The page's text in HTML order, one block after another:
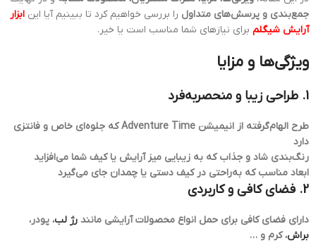
جمع‌بندی و پرسش‌های متداول را بررسی خواهیم کرد تا ببینیم آیا این ابزار
آرایش شیگلم برای نیازهای شما مناسب است یا خیر.
ویژگی‌ها و مزایا
1. طراحی زیبا و منحصر‌به‌فرد
طرح الهام‌گرفته از انیمیشن Adventure Time که جلوه‌ای خاص و فانتزی
دارد
رنگ‌بندی شاد و جذاب که به زیبایی میز آرایش یا کیف شما می‌افزاید
ابعاد مناسب که به‌راحتی در کیف دستی یا چمدان جای می‌گیرد
2. فضای کافی و کاربردی
دارای فضای کافی برای حمل انواع محصولات آرایشی مانند رژ لب، پودر،
براش، کرم و …